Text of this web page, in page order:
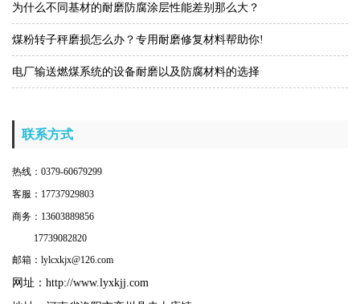
为什么不同基材的耐磨防腐涂层性能差别那么大？
煤粉转子秤磨损怎么办？专用耐磨修复材料帮助你!
电厂输送燃煤系统的设备耐磨以及防腐材料的选择
联系方式
热线：0379-60679299
客服：17737929803
商务：13603889856
17739082820
邮箱：lylcxkjx@126.com
网址： http://www.lyxkjj.com